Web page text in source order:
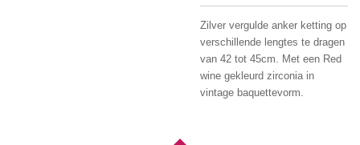
Zilver vergulde anker ketting op
verschillende lengtes te dragen
van 42 tot 45cm. Met een Red
wine gekleurd zirconia in
vintage baquettevorm.